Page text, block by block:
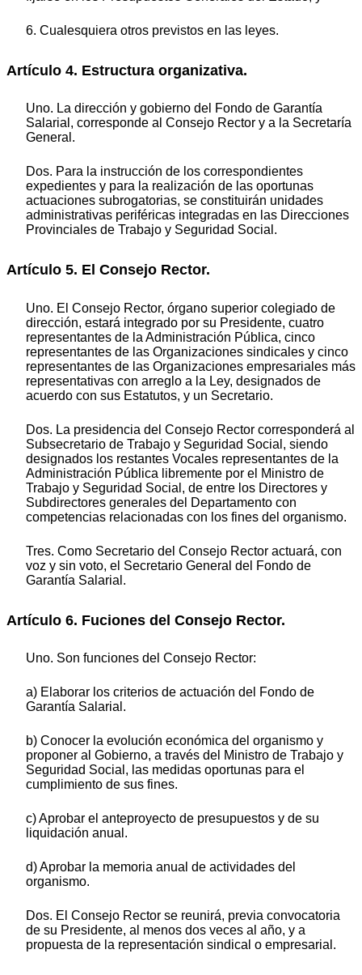
6. Cualesquiera otros previstos en las leyes.
Artículo 4. Estructura organizativa.
Uno. La dirección y gobierno del Fondo de Garantía
Salarial, corresponde al Consejo Rector y a la Secretaría
General.
Dos. Para la instrucción de los correspondientes
expedientes y para la realización de las oportunas
actuaciones subrogatorias, se constituirán unidades
administrativas periféricas integradas en las Direcciones
Provinciales de Trabajo y Seguridad Social.
Artículo 5. El Consejo Rector.
Uno. El Consejo Rector, órgano superior colegiado de
dirección, estará integrado por su Presidente, cuatro
representantes de la Administración Pública, cinco
representantes de las Organizaciones sindicales y cinco
representantes de las Organizaciones empresariales más
representativas con arreglo a la Ley, designados de
acuerdo con sus Estatutos, y un Secretario.
Dos. La presidencia del Consejo Rector corresponderá al
Subsecretario de Trabajo y Seguridad Social, siendo
designados los restantes Vocales representantes de la
Administración Pública libremente por el Ministro de
Trabajo y Seguridad Social, de entre los Directores y
Subdirectores generales del Departamento con
competencias relacionadas con los fines del organismo.
Tres. Como Secretario del Consejo Rector actuará, con
voz y sin voto, el Secretario General del Fondo de
Garantía Salarial.
Artículo 6. Fuciones del Consejo Rector.
Uno. Son funciones del Consejo Rector:
a) Elaborar los criterios de actuación del Fondo de
Garantía Salarial.
b) Conocer la evolución económica del organismo y
proponer al Gobierno, a través del Ministro de Trabajo y
Seguridad Social, las medidas oportunas para el
cumplimiento de sus fines.
c) Aprobar el anteproyecto de presupuestos y de su
liquidación anual.
d) Aprobar la memoria anual de actividades del
organismo.
Dos. El Consejo Rector se reunirá, previa convocatoria
de su Presidente, al menos dos veces al año, y a
propuesta de la representación sindical o empresarial.